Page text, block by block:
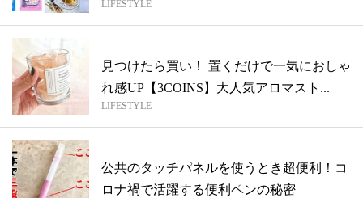
LIFESTYLE
見つけたら買い！ 置くだけで一気におしゃ
れ感UP【3COINS】大人気アロマスト...
LIFESTYLE
公共のタッチパネルを使うとき超便利！コ
ロナ禍で活躍する便利ペンの秘密